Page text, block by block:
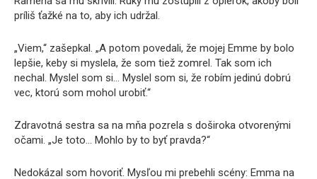
príliš ťažké na to, aby ich udržal.
„Viem,“ zašepkal. „A potom povedali, že mojej Emme by bolo
lepšie, keby si myslela, že som tiež zomrel. Tak som ich
nechal. Myslel som si… Myslel som si, že robím jedinú dobrú
vec, ktorú som mohol urobiť.“
Zdravotná sestra sa na mňa pozrela s doširoka otvorenými
očami. „Je toto… Mohlo by to byť pravda?“
Nedokázal som hovoriť. Mysľou mi prebehli scény: Emma na